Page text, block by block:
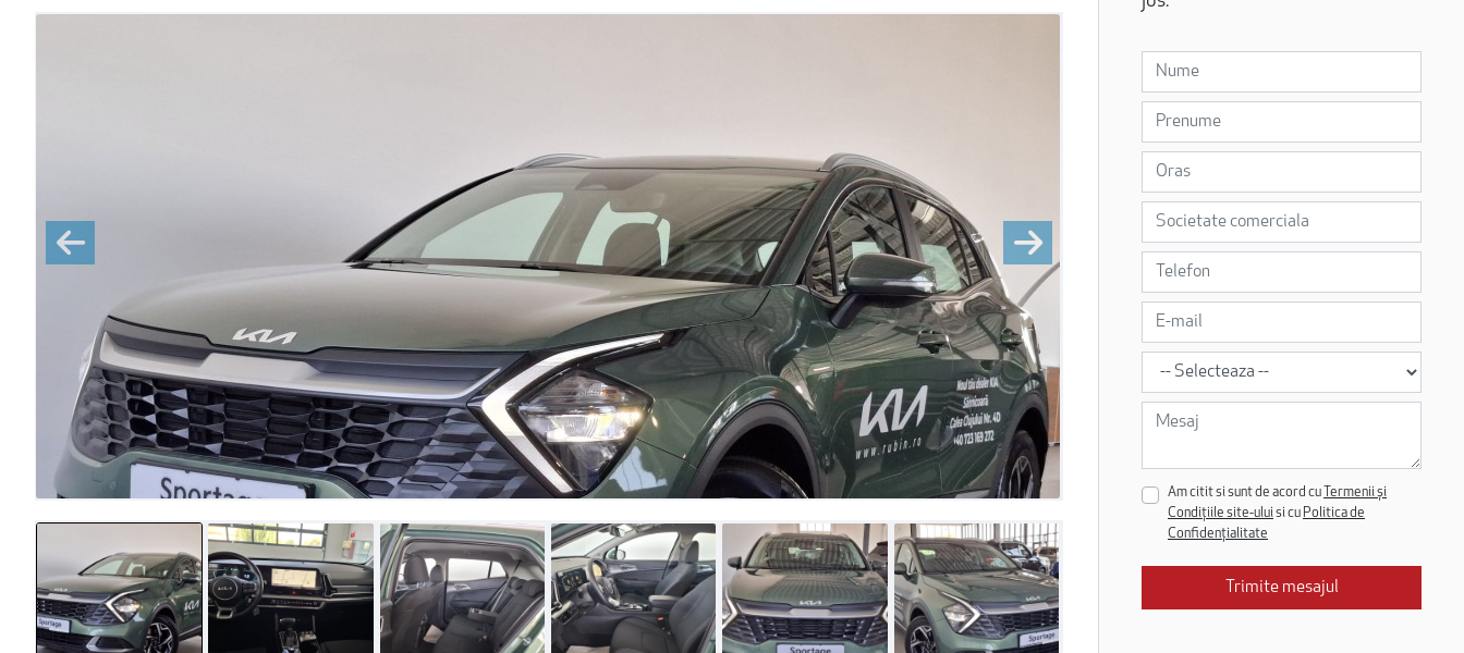
Am citit si sunt de acord cu
Termenii și
Condițiile site-uluisi cu Politica de
Confidențialitate
Trimite mesajul